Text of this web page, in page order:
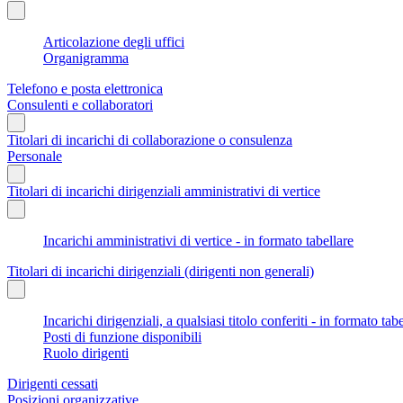
Articolazione degli uffici
Organigramma
Telefono e posta elettronica
Consulenti e collaboratori
Titolari di incarichi di collaborazione o consulenza
Personale
Titolari di incarichi dirigenziali amministrativi di vertice
Incarichi amministrativi di vertice - in formato tabellare
Titolari di incarichi dirigenziali (dirigenti non generali)
Incarichi dirigenziali, a qualsiasi titolo conferiti - in formato
Posti di funzione disponibili
Ruolo dirigenti
Dirigenti cessati
Posizioni organizzative